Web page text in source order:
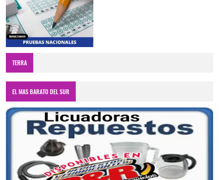
TERRA
EL MAS BARATO DEL SUR